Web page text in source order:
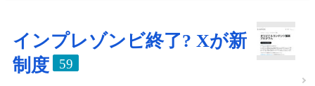
インプレゾンビ終了? Xが新
制度
59